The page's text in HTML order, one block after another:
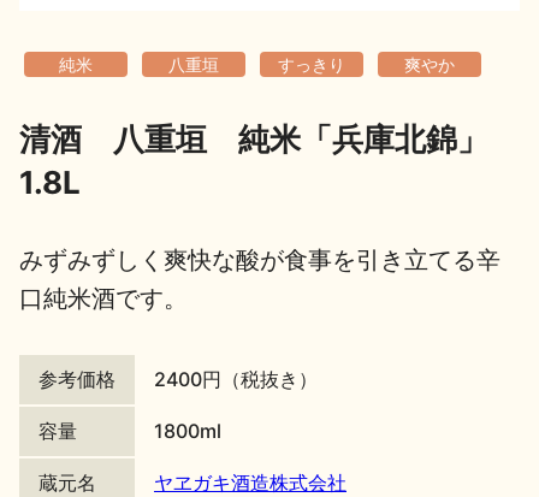
地酒川柳
純米 八重垣 すっきり 爽やか
清酒 八重垣 純米「兵庫北錦」
1.8L
みずみずしく爽快な酸が食事を引き立てる辛
口純米酒です。
参考価格 2400円（税抜き）
容量 1800ml
蔵元名 ヤヱガキ酒造株式会社